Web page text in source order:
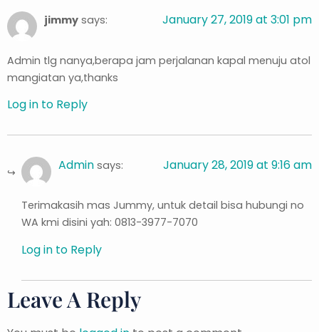
jimmy says: January 27, 2019 at 3:01 pm
Admin tlg nanya,berapa jam perjalanan kapal menuju atol
mangiatan ya,thanks
Log in to Reply
Admin says: January 28, 2019 at 9:16 am
Terimakasih mas Jummy, untuk detail bisa hubungi no
WA kmi disini yah: 0813-3977-7070
Log in to Reply
Leave A Reply